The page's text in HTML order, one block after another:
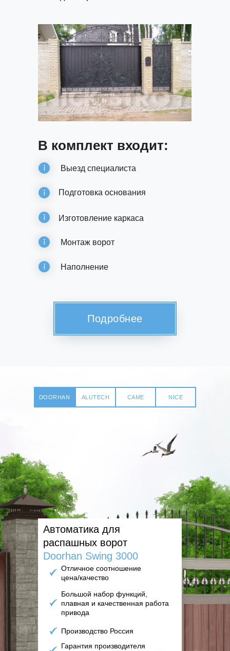
В комплект входит:
Выезд специалиста
Подготовка основания
Изготовление каркаса
Монтаж ворот
Наполнение
Подробнее
Подойдут Вам, если:
монтажники, которые
установят ворота;
Отделка ворот из профлиста,
металлосайдинга или
вашему ограждению.
Автоматика для
распашных ворот
Doorhan Swing 3000
Отличное соотношение
цена/качество
DOORHAN ALUTECH CAME NICE
Большой набор функций,
плавная и качественная работа
привода
Гарантия производителя
Производство Россия